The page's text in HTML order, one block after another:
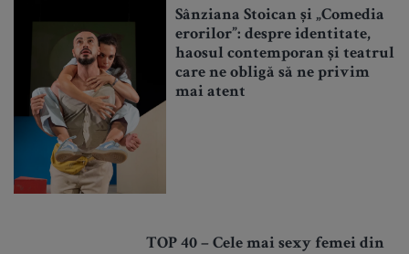
Sânziana Stoican și „Comedia
erorilor”: despre identitate,
haosul contemporan și teatrul
care ne obligă să ne privim
mai atent
TOP 40 – Cele mai sexy femei din